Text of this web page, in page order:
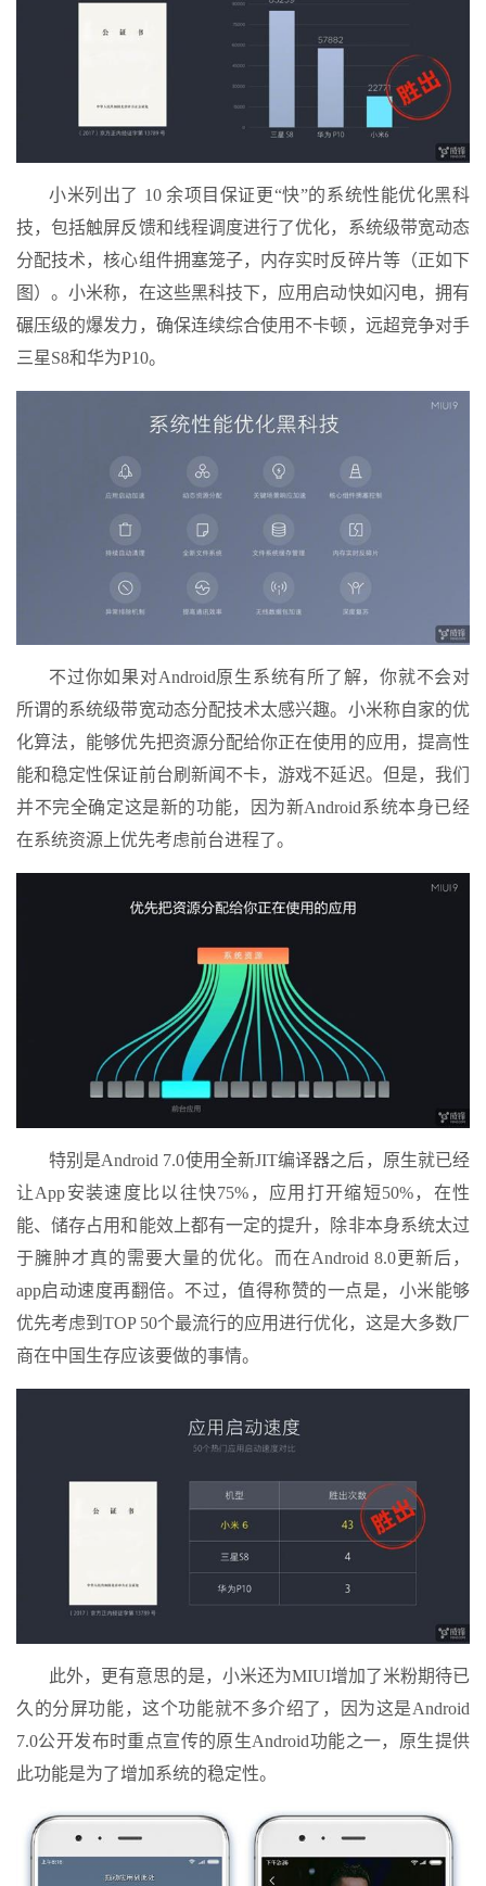
小米列出了 10 余项目保证更“快”的系统性能优化黑科
技，包括触屏反馈和线程调度进行了优化，系统级带宽动态
分配技术，核心组件拥塞笼子，内存实时反碎片等（正如下
图）。小米称，在这些黑科技下，应用启动快如闪电，拥有
碾压级的爆发力，确保连续综合使用不卡顿，远超竞争对手
三星S8和华为P10。
不过你如果对Android原生系统有所了解，你就不会对
所谓的系统级带宽动态分配技术太感兴趣。小米称自家的优
化算法，能够优先把资源分配给你正在使用的应用，提高性
能和稳定性保证前台刷新闻不卡，游戏不延迟。但是，我们
并不完全确定这是新的功能，因为新Android系统本身已经
在系统资源上优先考虑前台进程了。
特别是Android 7.0使用全新JIT编译器之后，原生就已经
让App安装速度比以往快75%，应用打开缩短50%，在性
能、储存占用和能效上都有一定的提升，除非本身系统太过
于臃肿才真的需要大量的优化。而在Android 8.0更新后，
app启动速度再翻倍。不过，值得称赞的一点是，小米能够
优先考虑到TOP 50个最流行的应用进行优化，这是大多数厂
商在中国生存应该要做的事情。
此外，更有意思的是，小米还为MIUI增加了米粉期待已
久的分屏功能，这个功能就不多介绍了，因为这是Android
7.0公开发布时重点宣传的原生Android功能之一，原生提供
此功能是为了增加系统的稳定性。